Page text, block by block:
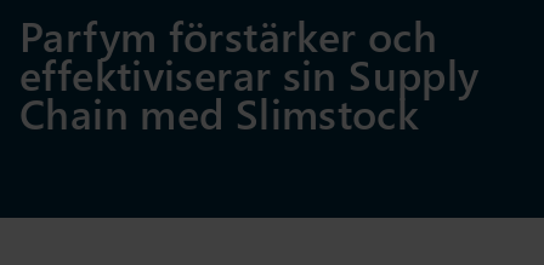
Parfym förstärker och
effektiviserar sin Supply
Chain med Slimstock